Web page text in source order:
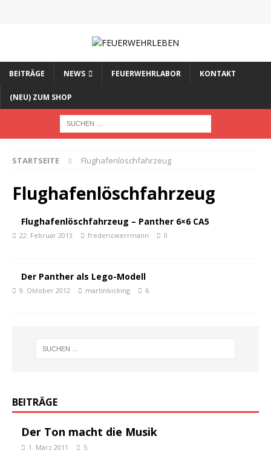
BEITRÄGE NEWS FEUERWEHRLABOR KONTAKT
(NEU) ZUM SHOP
STARTSEITE Flughafenlöschfahrzeug
Flughafenlöschfahrzeug
Flughafenlöschfahrzeug – Panther 6×6 CA5
22. Februar 2013 fredericwerrmann 0
Der Panther als Lego-Modell
9. Oktober 2012 martinbicking 6
BEITRÄGE
Der Ton macht die Musik
1. März 2011 5